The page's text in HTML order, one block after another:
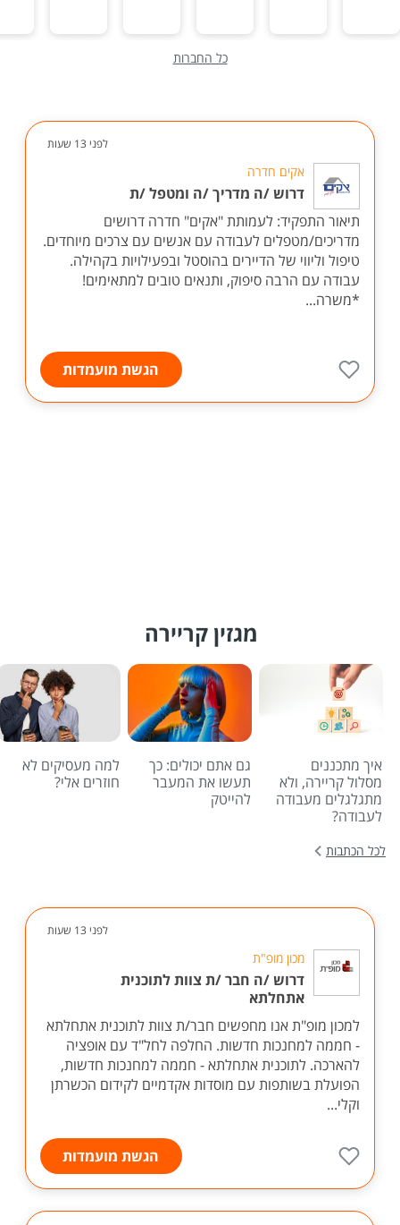
כל החברות
לפני 13 שעות
אקים חדרה
דרוש /ה מדריך /ה ומטפל /ת
תיאור התפקיד: לעמותת "אקים" חדרה דרושים
מדריכים/מטפלים לעבודה עם אנשים עם צרכים מיוחדים.
טיפול וליווי של הדיירים בהוסטל ובפעילויות בקהילה.
עבודה עם הרבה סיפוק, ותנאים טובים למתאימים!
*משרה...
הגשת מועמדות
מגזין קריירה
איך מתכננים
מסלול קריירה, ולא
מתגלגלים מעבודה
לעבודה?
גם אתם יכולים: כך
תעשו את המעבר
להייטק
למה מעסיקים לא
חוזרים אלי?
לכל הכתבות
לפני 13 שעות
מכון מופ"ת
דרוש /ה חבר /ת צוות לתוכנית
אתחלתא
למכון מופ"ת אנו מחפשים חבר/ת צוות לתוכנית אתחלתא
- חממה למחנכות חדשות. החלפה לחל"ד עם אופציה
להארכה. לתוכנית אתחלתא - חממה למחנכות חדשות,
הפועלת בשותפות עם מוסדות אקדמיים לקידום הכשרתן
וקלי...
הגשת מועמדות